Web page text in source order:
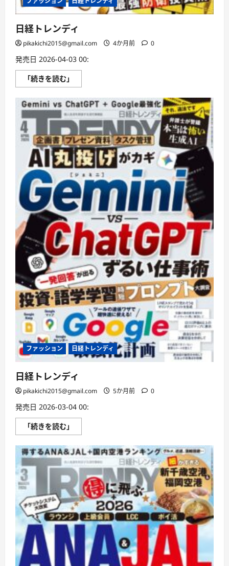
日経トレンディ
pikakichi2015@gmail.com 4か月前 0
発売日 2026-04-03 00:
「続きを読む」
経
レ
ン
デ
ィ
に
つ
い
て
さ
ら
に
読
む
ファッション 日経トレンディ
日経トレンディ
pikakichi2015@gmail.com 5か月前 0
発売日 2026-03-04 00:
「続きを読む」
経
レ
ン
デ
ィ
に
つ
い
て
さ
ら
に
読